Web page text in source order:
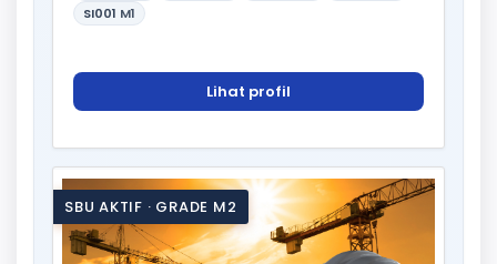
SI001 M1
Lihat profil
SBU AKTIF · GRADE M2